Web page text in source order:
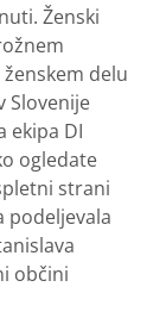
Ženski
delu
Slovenije
ekipa DI
ogledate
strani
podeljevala
občini